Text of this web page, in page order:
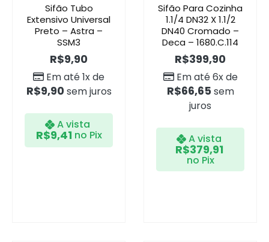
Sifão Tubo
Extensivo Universal
Preto – Astra –
SSM3
R$9,90
Em até 1x de
R$9,90 sem juros
A vista
R$9,41 no Pix
Sifão Para Cozinha
1.1/4 DN32 X 1.1/2
DN40 Cromado –
Deca – 1680.C.114
R$399,90
Em até 6x de
R$66,65 sem
juros
A vista
R$379,91
no Pix